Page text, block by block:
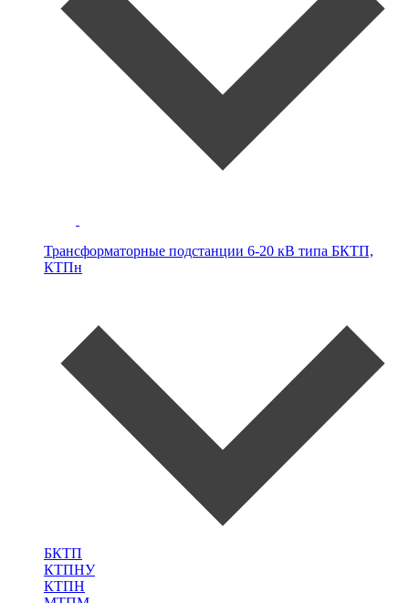
Трансформаторные подстанции 6-20 кВ типа БКТП,
КТПн
БКТП
КТПНУ
КТПН